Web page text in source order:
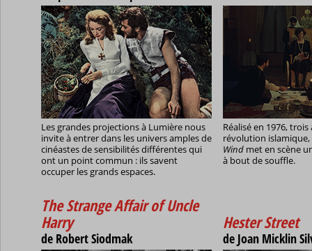
Les grandes projections à Lumière nous
invite à entrer dans les univers amples de
cinéastes de sensibilités différentes qui
ont un point commun : ils savent
occuper les grands espaces.
Réalisé en 1976,
révolution islamique,
Windmet en scène
à bout de souffle.
The Strange Affair of Uncle
Harry
de Robert Siodmak
Hester Street
de Joan Micklin